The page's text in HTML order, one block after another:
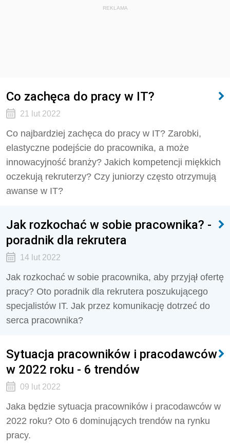
REKLAMA
Co zachęca do pracy w IT?
21 lut 2022
Co najbardziej zachęca do pracy w IT? Zarobki,
elastyczne podejście do pracownika, a może
innowacyjność branży? Jakich kompetencji miękkich
oczekują rekruterzy? Czy juniorzy często otrzymują
awanse w IT?
Jak rozkochać w sobie pracownika? -
poradnik dla rekrutera
14 lut 2022
Jak rozkochać w sobie pracownika, aby przyjął ofertę
pracy? Oto poradnik dla rekrutera poszukującego
specjalistów IT. Jak przez komunikację dotrzeć do
serca pracownika?
Sytuacja pracowników i pracodawców
w 2022 roku - 6 trendów
09 lut 2022
Jaka będzie sytuacja pracowników i pracodawców w
2022 roku? Oto 6 dominujących trendów na rynku
pracy.